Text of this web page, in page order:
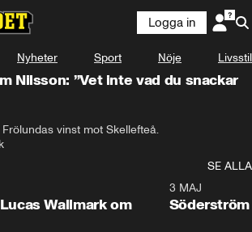
Logga in
Nyheter Sport Nöje Livsstil
Nilsson: ”Vet inte vad du snackar
vinst mot Skellefteå.
SE ALLA
Wallmark om
3 MAJ